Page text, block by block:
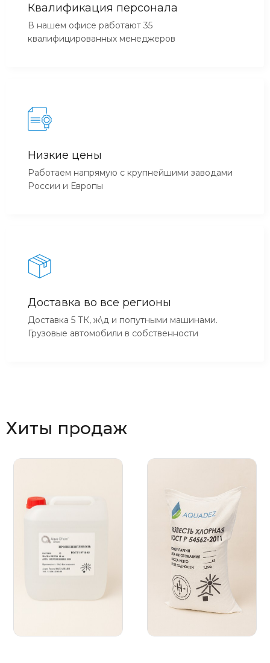
Квалификация персонала
В нашем офисе работают 35
квалифицированных менеджеров
Низкие цены
Работаем напрямую с крупнейшими заводами
России и Европы
Доставка во все регионы
Доставка 5 ТК, ж\д и попутными машинами.
Грузовые автомобили в собственности
Хиты продаж